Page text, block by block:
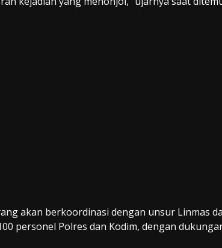
akan berkoordinasi dengan unsur Linmas
personel Polres dan Kodim, dengan